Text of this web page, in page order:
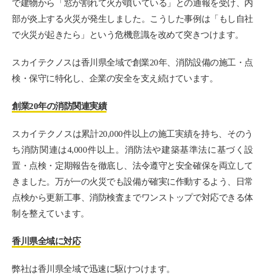
で建物から「窓が割れて火が噴いている」との通報を受け、内
部が炎上する火災が発生しました。こうした事例は「もし自社
で火災が起きたら」という危機意識を改めて突きつけます。
スカイテクノスは香川県全域で創業20年、消防設備の施工・点
検・保守に特化し、企業の安全を支え続けています。
創業20年の消防関連実績
スカイテクノスは累計20,000件以上の施工実績を持ち、そのう
ち消防関連は4,000件以上。消防法や建築基準法に基づく設
置・点検・定期報告を徹底し、法令遵守と安全確保を両立して
きました。万が一の火災でも設備が確実に作動するよう、日常
点検から更新工事、消防検査までワンストップで対応できる体
制を整えています。
香川県全域に対応
弊社は香川県全域で迅速に駆けつけます。